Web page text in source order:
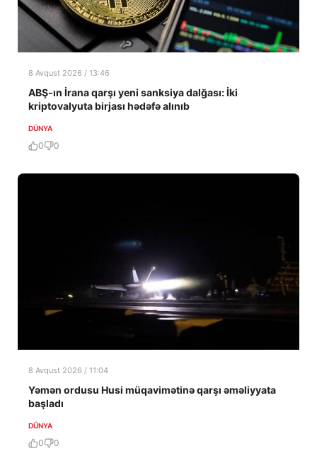
8 Avqust 2026 / 13:46
ABŞ-ın İrana qarşı yeni sanksiya dalğası: İki
kriptovalyuta birjası hədəfə alınıb
DÜNYA
0 0
8 Avqust 2026 / 11:04
Yəmən ordusu Husi müqavimətinə qarşı əməliyyata
başladı
DÜNYA
0 0